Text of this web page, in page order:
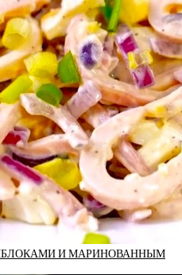
И МАРИНОВАННЫМ